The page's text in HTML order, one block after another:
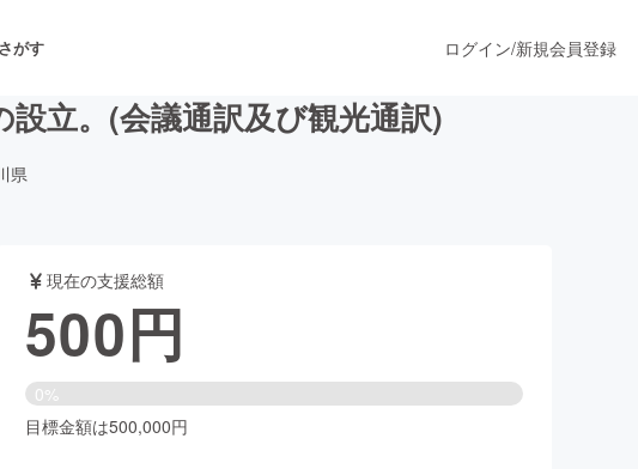
がす
ーマンス
ログイン/新規会員登録
立。(会議通訳及び観光通訳)
県
現在の支援総額
500円
0%
目標金額は500,000円